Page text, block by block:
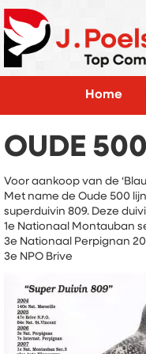
Home
OUDE
Voor aankoop van de
Met name de Oude 500
superduivin 809. Deze
1e Nationaal Montauban
3e Nationaal Perpignan
3e NPO Brive